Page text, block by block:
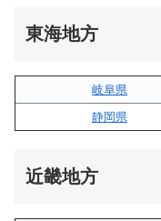
東海地方
岐阜県
静岡県
近畿地方